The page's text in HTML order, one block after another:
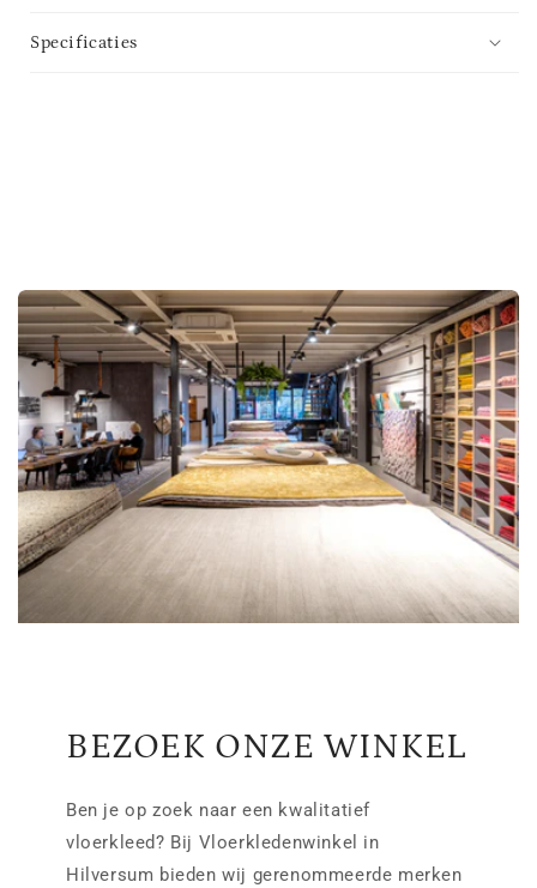
Specificaties
BEZOEK ONZE WINKEL
Ben je op zoek naar een kwalitatief
vloerkleed? Bij Vloerkledenwinkel in
Hilversum bieden wij gerenommeerde merken